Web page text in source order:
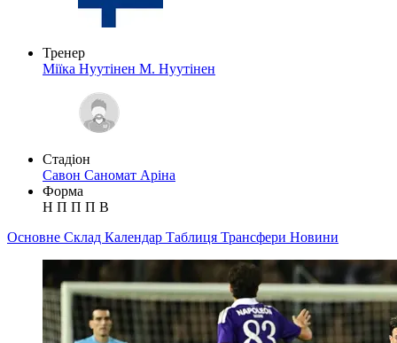
Тренер
Міїка Нуутінен М. Нуутінен
Стадіон
Савон Саномат Аріна
Форма
Н П П П В
Основне Склад Календар Таблиця Трансфери Новини